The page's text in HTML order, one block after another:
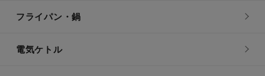
フライパン・鍋
電気ケトル